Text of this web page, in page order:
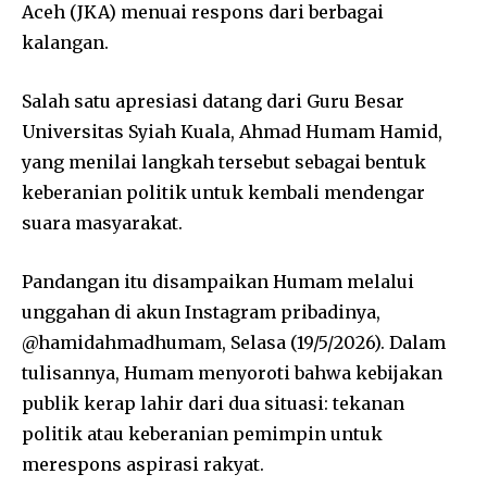
Aceh (JKA) menuai respons dari berbagai
kalangan.
Salah satu apresiasi datang dari Guru Besar
Universitas Syiah Kuala, Ahmad Humam Hamid,
yang menilai langkah tersebut sebagai bentuk
keberanian politik untuk kembali mendengar
suara masyarakat.
Pandangan itu disampaikan Humam melalui
unggahan di akun Instagram pribadinya,
@hamidahmadhumam, Selasa (19/5/2026). Dalam
tulisannya, Humam menyoroti bahwa kebijakan
publik kerap lahir dari dua situasi: tekanan
politik atau keberanian pemimpin untuk
merespons aspirasi rakyat.